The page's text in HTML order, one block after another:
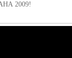
2009!